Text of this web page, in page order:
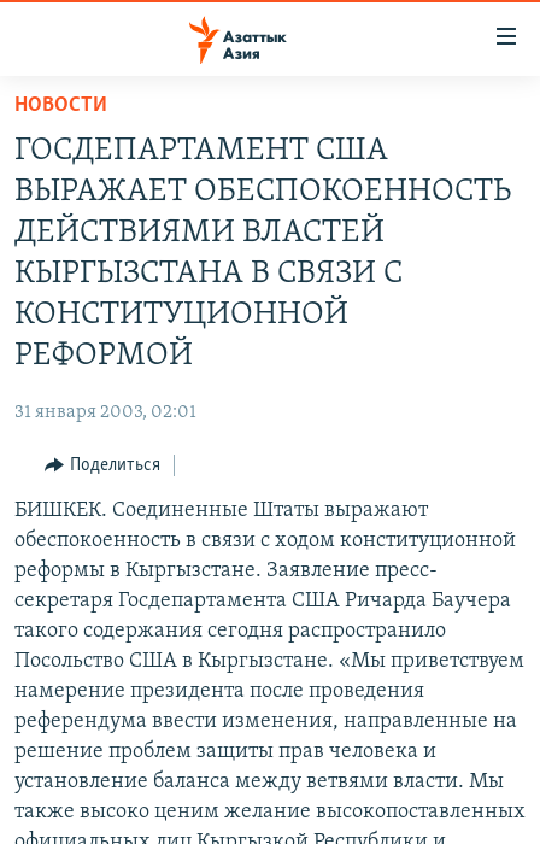
Вернуться
основному
содержанию
Вернутся
главной
навигации
Вернутся
КЫРГЫЗСТАН
УЗБЕКИСТАН
ТАДЖИКИСТАН
НОВОСТИ
ВОЙНА В УКРАИНЕ
НА ДРУГИХ ЯЗЫКАХ
ҚАЗАҚША
КЫРГЫЗЧА
TÜRKMENÇE
ПОДПИШИТЕСЬ НА НАС В СОЦСЕТЯХ
НОВОСТИ
ГОСДЕПАРТАМЕНТ США
ВЫРАЖАЕТ ОБЕСПОКОЕННОСТЬ
ДЕЙСТВИЯМИ ВЛАСТЕЙ
КЫРГЫЗСТАНА В СВЯЗИ С
КОНСТИТУЦИОННОЙ
РЕФОРМОЙ
31 января 2003, 02:01
Поделиться
БИШКЕК. Соединенные Штаты выражают
обеспокоенность в связи с ходом конституционной
реформы в Кыргызстане. Заявление пресс-
секретаря Госдепартамента США Ричарда Баучера
такого содержания сегодня распространило
Посольство США в Кыргызстане. «Мы приветствуем
намерение президента после проведения
референдума ввести изменения, направленные на
решение проблем защиты прав человека и
установление баланса между ветвями власти. Мы
также высоко ценим желание высокопоставленных